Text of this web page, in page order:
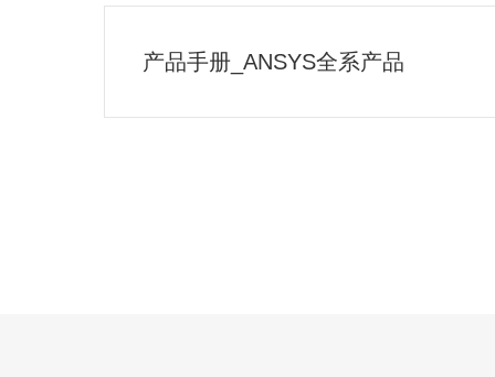
产品手册_ANSYS全系产品